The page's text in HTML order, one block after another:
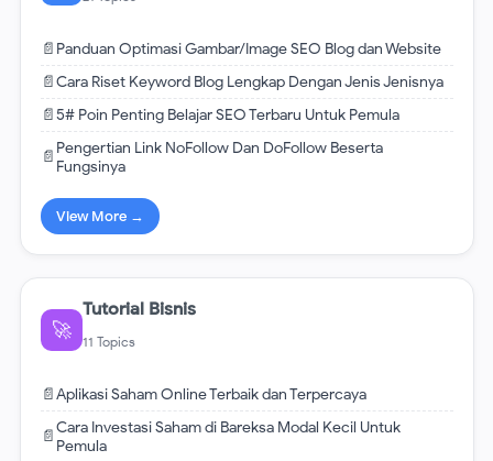
📄 Panduan Optimasi Gambar/Image SEO Blog dan Website
📄Cara Riset Keyword Blog Lengkap Dengan Jenis Jenisnya
📄5# Poin Penting Belajar SEO Terbaru Untuk Pemula
📄 Pengertian Link NoFollow Dan DoFollow Beserta
Fungsinya
View More →
🚀
Tutorial Bisnis
11 Topics
📄Aplikasi Saham Online Terbaik dan Terpercaya
📄Cara Investasi Saham di Bareksa Modal Kecil Untuk
Pemula